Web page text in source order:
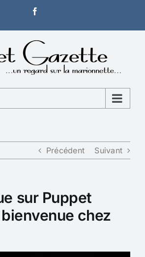
Précédent Suivant
sur Puppet
chez